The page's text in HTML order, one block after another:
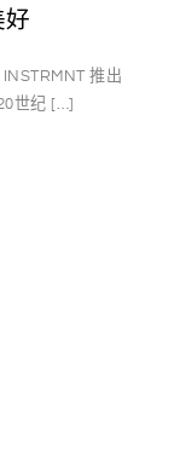
好
推出
世纪 […]